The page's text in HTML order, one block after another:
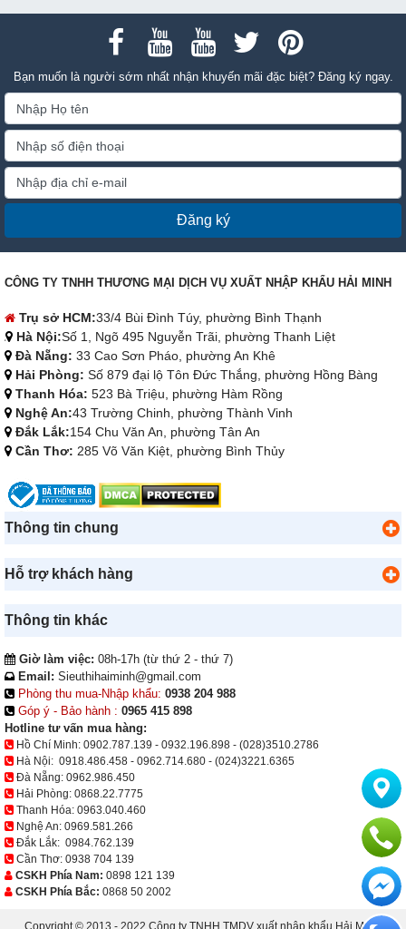
Bạn muốn là người sớm nhất nhận khuyến mãi đặc biệt? Đăng ký ngay.
Đăng ký
CÔNG TY TNHH THƯƠNG MẠI DỊCH VỤ XUẤT NHẬP KHẨU HẢI MINH
Trụ sở HCM:33/4 Bùi Đình Túy, phường Bình Thạnh
Hà Nội:Số 1, Ngõ 495 Nguyễn Trãi, phường Thanh Liệt
Đà Nẵng: 33 Cao Sơn Pháo, phường An Khê
Hải Phòng: Số 879 đại lộ Tôn Đức Thắng, phường Hồng Bàng
Thanh Hóa: 523 Bà Triệu, phường Hàm Rồng
Nghệ An:43 Trường Chinh, phường Thành Vinh
Đắk Lắk:154 Chu Văn An, phường Tân An
Cần Thơ: 285 Võ Văn Kiệt, phường Bình Thủy
Thông tin chung
Hỗ trợ khách hàng
Thông tin khác
Giờ làm việc: 08h-17h (từ thứ 2 - thứ 7)
Email: Sieuthihaiminh@gmail.com
Phòng thu mua-Nhập khẩu: 0938 204 988
Góp ý - Bảo hành : 0965 415 898
Hotline tư vấn mua hàng:
Hồ Chí Minh: 0902.787.139 - 0932.196.898 - (028)3510.2786
Hà Nội: 0918.486.458 - 0962.714.680 - (024)3221.6365
Đà Nẵng: 0962.986.450
Hải Phòng: 0868.22.7775
Thanh Hóa: 0963.040.460
Nghệ An: 0969.581.266
Đắk Lắk: 0984.762.139
Cần Thơ: 0938 704 139
CSKH Phía Nam: 0898 121 139
CSKH Phía Bắc: 0868 50 2002